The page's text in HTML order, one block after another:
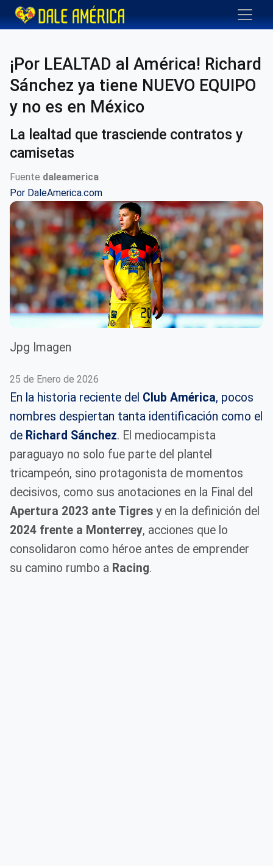
¡Por LEALTAD al América! Richard
Sánchez ya tiene NUEVO EQUIPO
y no es en México
La lealtad que trasciende contratos y
camisetas
Fuente daleamerica
Por DaleAmerica.com
Jpg Imagen
25 de Enero de 2026
En la historia reciente del Club América, pocos
nombres despiertan tanta identificación como el
de Richard Sánchez. El mediocampista
paraguayo no solo fue parte del plantel
tricampeón, sino protagonista de momentos
decisivos, como sus anotaciones en la Final del
Apertura 2023 ante Tigres y en la definición del
2024 frente a Monterrey, acciones que lo
consolidaron como héroe antes de emprender
su camino rumbo a Racing.